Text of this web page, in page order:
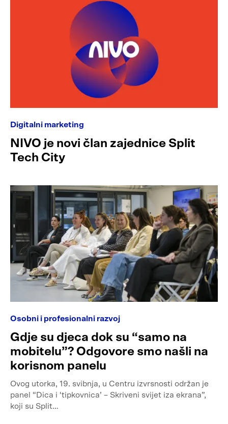
Digitalni marketing
NIVO je novi član zajednice Split
Tech City
Osobni i profesionalni razvoj
Gdje su djeca dok su “samo na
mobitelu”? Odgovore smo našli na
korisnom panelu
Ovog utorka, 19. svibnja, u Centru izvrsnosti održan je
panel “Dica i ‘tipkovnica’ – Skriveni svijet iza ekrana”,
koji su Split…